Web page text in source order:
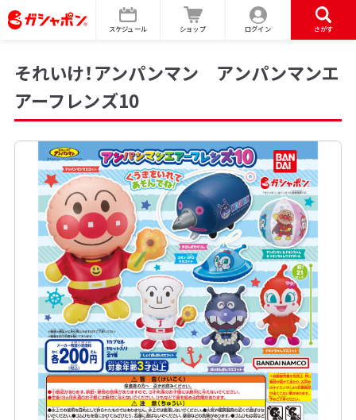
スケジュール ショップ ログイン さがす
それいけ！アンパンマン アンパンマンエ
アーフレンズ10